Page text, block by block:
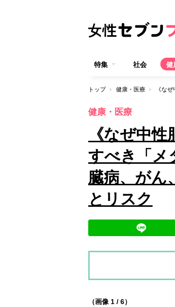
特集 社会 健
トップ 健康・医療
健康・医療
《なぜ中
すべき「メ
臓病、がん
とリスク
（画像 1 / 6）